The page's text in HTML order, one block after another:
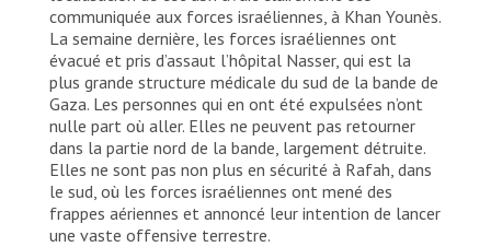
communiquée aux forces israéliennes, à Khan Younès.
La semaine dernière, les forces israéliennes ont
évacué et pris d’assaut l’hôpital Nasser, qui est la
plus grande structure médicale du sud de la bande de
Gaza. Les personnes qui en ont été expulsées n’ont
nulle part où aller. Elles ne peuvent pas retourner
dans la partie nord de la bande, largement détruite.
Elles ne sont pas non plus en sécurité à Rafah, dans
le sud, où les forces israéliennes ont mené des
frappes aériennes et annoncé leur intention de lancer
une vaste offensive terrestre.